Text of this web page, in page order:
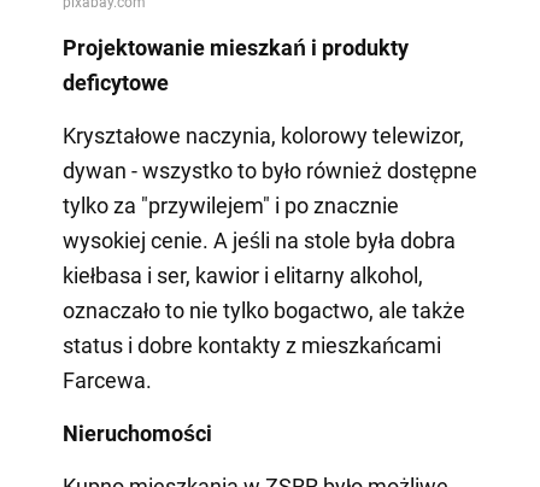
Projektowanie mieszkań i produkty
deficytowe
Kryształowe naczynia, kolorowy telewizor,
dywan - wszystko to było również dostępne
tylko za "przywilejem" i po znacznie
wysokiej cenie. A jeśli na stole była dobra
kiełbasa i ser, kawior i elitarny alkohol,
oznaczało to nie tylko bogactwo, ale także
status i dobre kontakty z mieszkańcami
Farcewa.
Nieruchomości